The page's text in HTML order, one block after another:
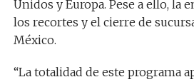
Unidos y Europa. Pese a ello, la
los recortes y el cierre de
México.
“La totalidad de este programa